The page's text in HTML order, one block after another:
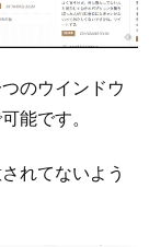
のウインドウ
能です。
れてないよう